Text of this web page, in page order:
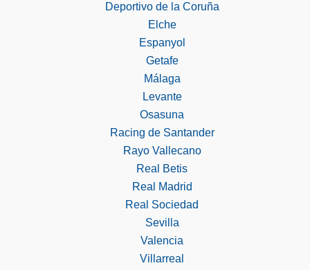
Deportivo de la Coruña
Elche
Espanyol
Getafe
Málaga
Levante
Osasuna
Racing de Santander
Rayo Vallecano
Real Betis
Real Madrid
Real Sociedad
Sevilla
Valencia
Villarreal